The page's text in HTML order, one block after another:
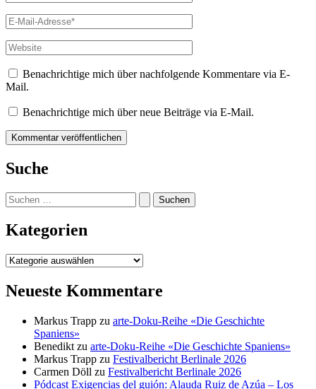
E-
Mail-
Adresse*
Website
Benachrichtige mich über nachfolgende Kommentare via E-
Mail.
Benachrichtige mich über neue Beiträge via E-Mail.
Suche
Suchen
nach:
Kategorien
Kategorien
Neueste Kommentare
Markus Trapp zu arte-Doku-Reihe «Die Geschichte
Spaniens»
Benedikt zu arte-Doku-Reihe «Die Geschichte Spaniens»
Markus Trapp zu Festivalbericht Berlinale 2026
Carmen Döll zu Festivalbericht Berlinale 2026
Pódcast Exigencias del guión: Alauda Ruiz de Azúa – Los